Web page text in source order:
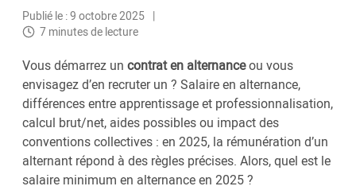
Publié le : 9 octobre 2025
7 minutes de lecture
Vous démarrez un contrat en alternanceou vous
envisagez d’en recruter un ? Salaire en alternance,
différences entre apprentissage et professionnalisation,
calcul brut/net, aides possibles ou impact des
conventions collectives : en 2025, la rémunération d’un
alternant répond à des règles précises. Alors, quel est le
salaire minimum en alternance en 2025 ?